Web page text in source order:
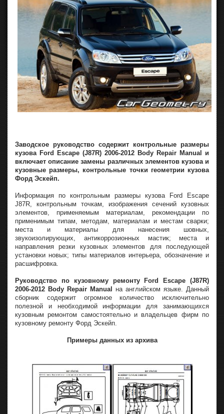
Заводское руководство содержит контрольные размеры
кузова Ford Escape (J87R) 2006-2012 Body Repair Manual и
включает описание замены различных элементов кузова и
кузовные размеры, контрольные точки геометрии кузова
Форд Эскейп.
Информация по контрольным размеры кузова Ford Escape
J87R, контрольным точкам, изображения сечений кузовных
элементов, применяемым материалам, рекомендации по
применимым типам, методам, материалам и местам сварки;
места и материалы для нанесения шовных,
звукоизолирующих, антикоррозионных мастик; места и
направления резки кузовных элементов для последующей
установки новых; типы материалов интерьера, обозначение и
расшифровка.
Руководство по кузовному ремонту Ford Escape (J87R)
2006-2012 Body Repair Manual
на английском языке. Данный
сборник содержит огромное количество исключительно
полезной и необходимой информации для занимающихся
кузовным ремонтом самостоятельно и владельцев фирм по
кузовному ремонту Форд Эскейп.
Примеры данных из архива